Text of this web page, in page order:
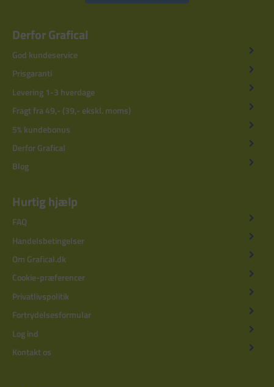
Derfor Grafical
God kundeservice
Prisgaranti
Levering 1-3 hverdage
Fragt fra 49,- (39,- ekskl. moms)
5% kundebonus
Derfor Grafical
Blog
Hurtig hjælp
FAQ
Handelsbetingelser
Om Grafical.dk
Cookie-præferencer
Privatlivspolitik
Fortrydelsesformular
Log ind
Kontakt os